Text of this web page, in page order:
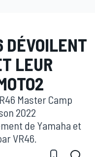
DÉVOILENT
LEUR
Master Camp
2022
de Yamaha et
VR46.